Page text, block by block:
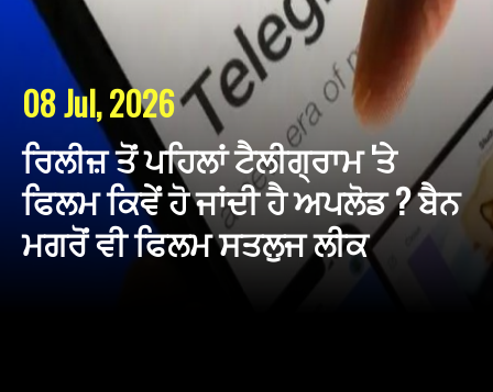
08 Jul, 2026
ਰਿਲੀਜ਼ ਤੋਂ ਪਹਿਲਾਂ ਟੈਲੀਗ੍ਰਾਮ 'ਤੇ
ਫਿਲਮ ਕਿਵੇਂ ਹੋ ਜਾਂਦੀ ਹੈ ਅਪਲੋਡ ? ਬੈਨ
ਮਗਰੋਂ ਵੀ ਫਿਲਮ ਸਤਲੁਜ ਲੀਕ